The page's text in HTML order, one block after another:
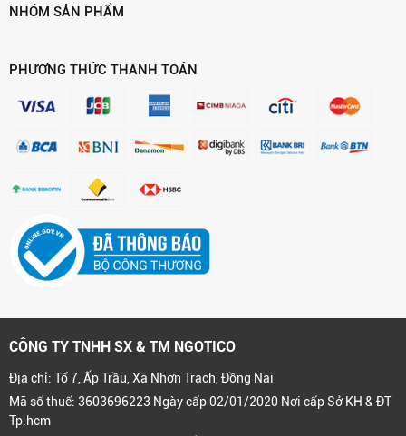
NHÓM SẢN PHẨM
PHƯƠNG THỨC THANH TOÁN
CÔNG TY TNHH SX & TM NGOTICO
Địa chỉ: Tổ 7, Ấp Trầu, Xã Nhơn Trạch, Đồng Nai
Mã số thuế: 3603696223 Ngày cấp 02/01/2020 Nơi cấp Sở KH & ĐT
Tp.hcm